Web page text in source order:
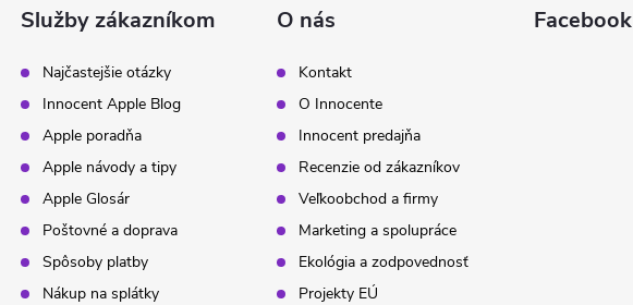
Služby zákazníkom
Najčastejšie otázky
Innocent Apple Blog
Apple poradňa
Apple návody a tipy
Apple Glosár
Poštovné a doprava
Spôsoby platby
Nákup na splátky
O nás
Kontakt
O Innocente
Innocent predajňa
Recenzie od zákazníkov
Veľkoobchod a firmy
Marketing a spolupráce
Ekológia a zodpovednosť
Projekty EÚ
Facebook